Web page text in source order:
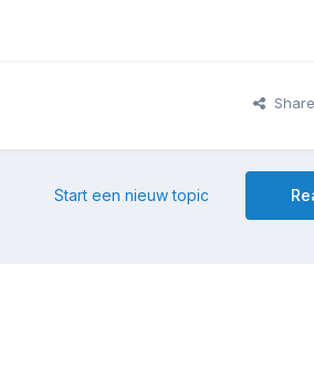
Share
Start een nieuw topic